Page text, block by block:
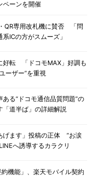
ペーンを開催
QR専用改札機に賛否 「問
ICの方がスムーズ」
好転 「ドコモMAX」好調も
ーザー”を重視
る“ドコモ通信品質問題”の
道半ば」の詳細解説
げます」投稿の正体 “お涙
へ誘導するカラクリ
機能」、楽天モバイル契約